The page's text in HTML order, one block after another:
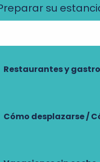
su
Restaurantes y
Cómo desplazarse /
virtual, que
llegar?